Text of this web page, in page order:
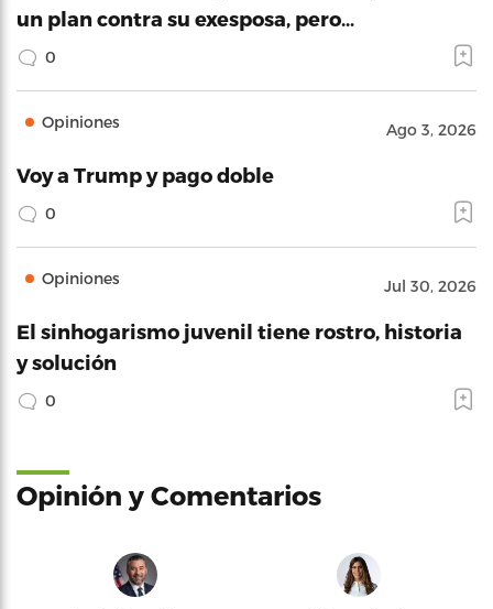
un plan contra su exesposa, pero…
0
Opiniones Ago 3, 2026
Voy a Trump y pago doble
0
Opiniones Jul 30, 2026
El sinhogarismo juvenil tiene rostro, historia
y solución
0
Opinión y Comentarios